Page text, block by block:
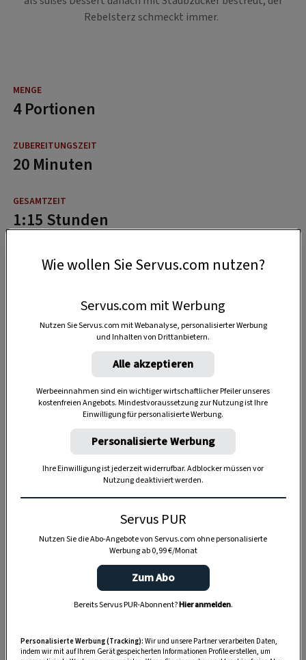
Rebelsterz schmeckt immer.
4 Portionen
20 Minuten
1:15 Stunden
Anzeige
Wie wollen Sie Servus.com nutzen?
Servus.com mit Werbung
Nutzen Sie Servus.com mit Webanalyse, personalisierter Werbung
und Inhalten von Drittanbietern.
Alle akzeptieren
Werbeeinnahmen sind ein wichtiger wirtschaftlicher Pfeiler unseres
kostenfreien Angebots. Mindestvoraussetzung zur Nutzung ist Ihre
Einwilligung für personalisierte Werbung.
Personalisierte Werbung
Ihre Einwilligung ist jederzeit widerrufbar. Adblocker müssen vor
Nutzung deaktiviert werden.
Servus PUR
Nutzen Sie die Abo-Angebote von Servus.com ohne personalisierte
Werbung ab 0,99 €/Monat
Zum Abo
Bereits Servus PUR-Abonnent?Hier anmelden.
Personalisierte Werbung (Tracking): Wir und unsere Partner verarbeiten Daten,
indem wir mit auf Ihrem Gerät gespeicherten Informationen Profile erstellen, um